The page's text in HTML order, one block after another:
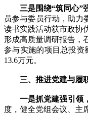
三是围绕“筑同心”强
员参与委员行动，助力
读书实践活动获市政协
形成高质量调研报告，
参与实施的项目总投资
13.6万元。
三、推进党建与履
一是抓党建强引领，
度，健全党组会议、主